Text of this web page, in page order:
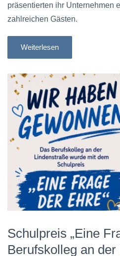
präsentierten ihr Unternehmen
zahlreichen Gästen.
Weiterlesen
Schulpreis „Eine
Berufskolleg an